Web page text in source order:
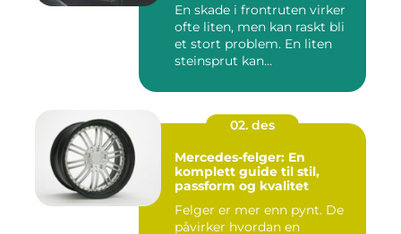
En skade i frontruten virker
ofte liten, men kan raskt bli
et stort problem. En liten
steinsprut kan...
02. des
Mercedes-felger: En
komplett guide til stil,
passform og kvalitet
Felger er mer enn pynt. De
påvirker hvordan en